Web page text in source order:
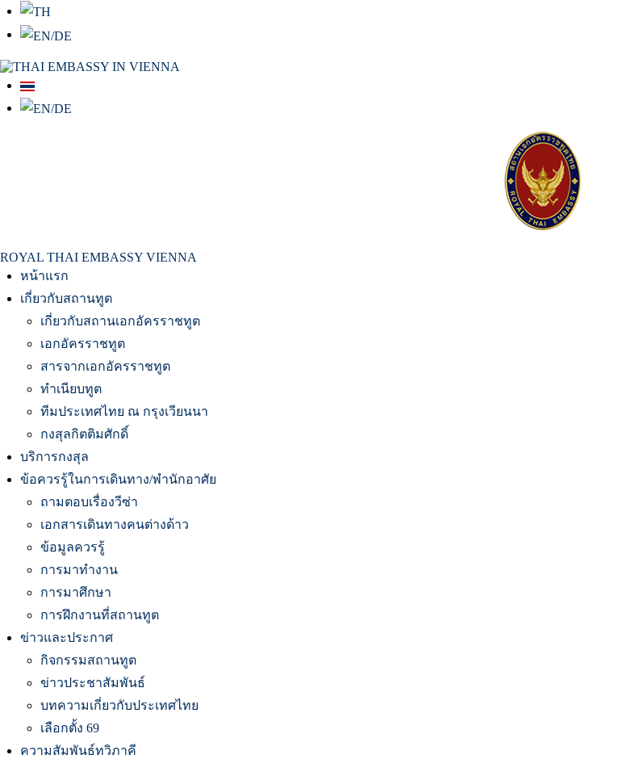
ROYAL THAI EMBASSY VIENNA
หน้าแรก
เกี่ยวกับสถานทูต
เกี่ยวกับสถานเอกอัครราชทูต
เอกอัครราชทูต
สารจากเอกอัครราชทูต
ทำเนียบทูต
ทีมประเทศไทย ณ กรุงเวียนนา
กงสุลกิตติมศักดิ์
บริการกงสุล
ข้อควรรู้ในการเดินทาง/พำนักอาศัย
ถามตอบเรื่องวีซ่า
เอกสารเดินทางคนต่างด้าว
ข้อมูลควรรู้
การมาทำงาน
การมาศึกษา
การฝึกงานที่สถานทูต
ข่าวและประกาศ
กิจกรรมสถานทูต
ข่าวประชาสัมพันธ์
บทความเกี่ยวกับประเทศไทย
เลือกตั้ง 69
ความสัมพันธ์ทวิภาคี